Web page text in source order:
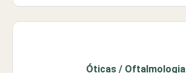
Óticas / Oftalmologia